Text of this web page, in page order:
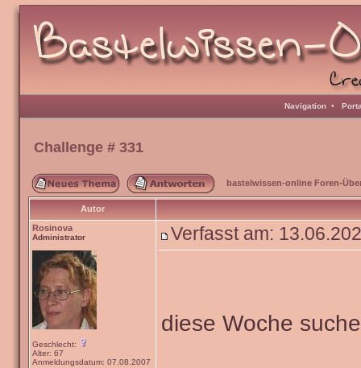
Navigation •
Challenge # 331
bastelwissen-online Foren-
Autor
Rosinova
Administrator
Geschlecht:
Alter: 67
Anmeldungsdatum: 07.08.2007
Verfasst am:
diese Woche